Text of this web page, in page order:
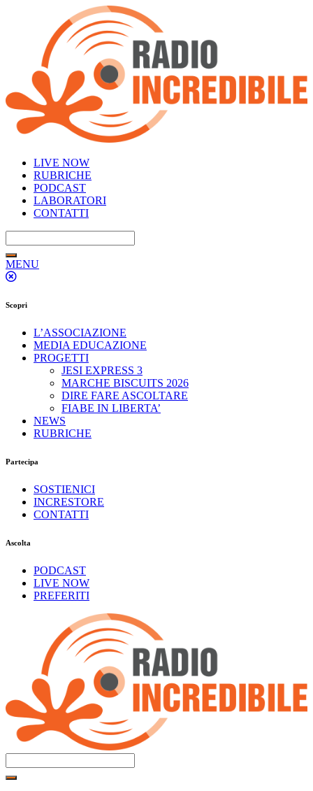
LIVE NOW
RUBRICHE
PODCAST
LABORATORI
CONTATTI
MENU
Scopri
L’ASSOCIAZIONE
MEDIA EDUCAZIONE
PROGETTI
JESI EXPRESS 3
MARCHE BISCUITS 2026
DIRE FARE ASCOLTARE
FIABE IN LIBERTA’
NEWS
RUBRICHE
Partecipa
SOSTIENICI
INCRESTORE
CONTATTI
Ascolta
PODCAST
LIVE NOW
PREFERITI